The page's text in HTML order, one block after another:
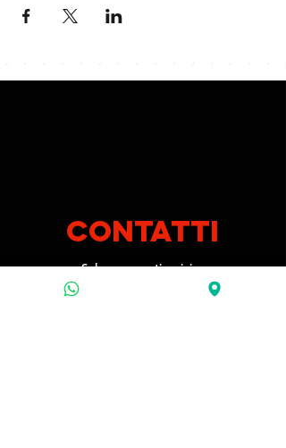
contatti
Solo per eventi scrivi a:
prenotazioni@carrosocialclub.it